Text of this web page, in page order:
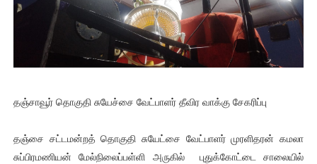
தஞ்சாவூர் தொகுதி சுயேச்சை வேட்பாளர் தீவிர வாக்கு சேகரிப்பு
தஞ்சை சட்டமன்றத் தொகுதி சுயேட்சை வேட்பாளர் முரளிதரன் கமலா
சுப்பிரமணியன் மேல்நிலைப்பள்ளி அருகில் புதுக்கோட்டை சாலையில்